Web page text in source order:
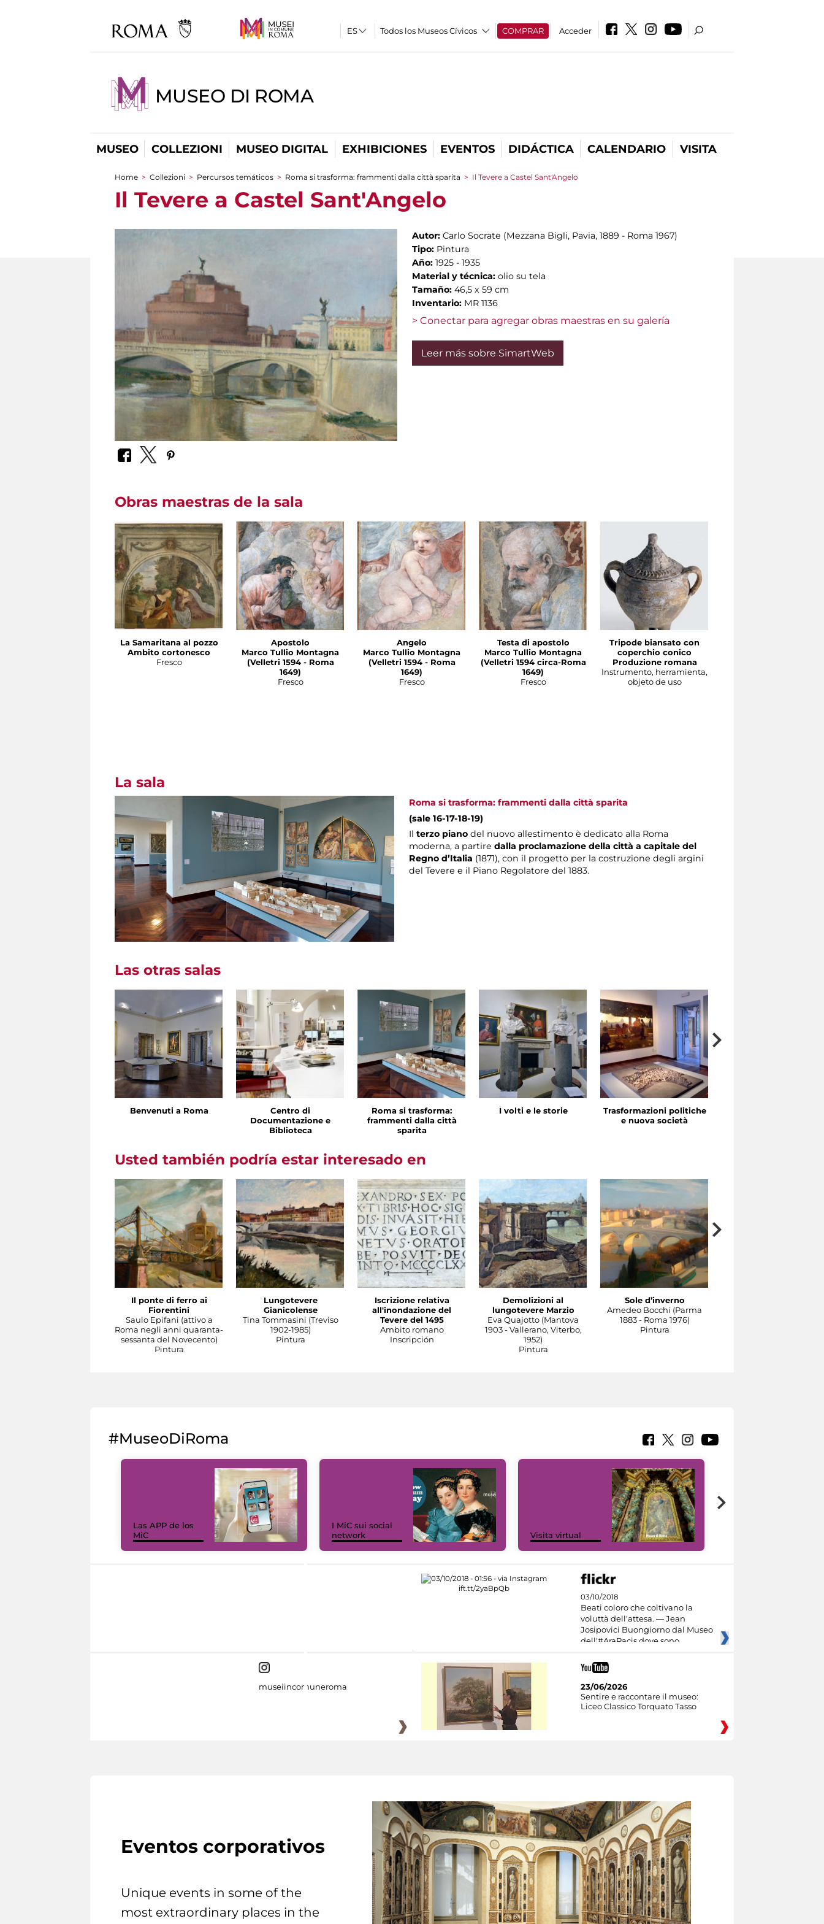
Todos los Museos Cívicos COMPRAR Acceder
MUSEO DI ROMA
MUSEO COLLEZIONI MUSEO DIGITAL EXHIBICIONES EVENTOS DIDÁCTICA CALENDARIO VISITA
You are here
Home > Collezioni > Percursos temáticos > Roma si trasforma: frammenti dalla città sparita > Il Tevere a Castel Sant'Angelo
Il Tevere a Castel Sant'Angelo
Autor: Carlo Socrate (Mezzana Bigli, Pavia, 1889 - Roma 1967)
Tipo: Pintura
Año: 1925 - 1935
Material y técnica: olio su tela
Tamaño: 46,5 x 59 cm
Inventario: MR 1136
> Conectar para agregar obras maestras en su galería
Leer más sobre SimartWeb
Obras maestras de la sala
La Samaritana al pozzo
Ambito cortonesco
Fresco
Apostolo
Marco Tullio Montagna
(Velletri 1594 - Roma
1649)
Fresco
Angelo
Marco Tullio Montagna
(Velletri 1594 - Roma
1649)
Fresco
Testa di apostolo
Marco Tullio Montagna
(Velletri 1594 circa-Roma
1649)
Fresco
Tripode biansato con
coperchio conico
Produzione romana
Instrumento, herramienta,
objeto de uso
La sala
Roma si trasforma: frammenti dalla città sparita
(sale 16-17-18-19)
Ilterzo piano del nuovo allestimento è dedicato alla Roma
moderna, a partiredalla proclamazione della città a capitale del
Regno d’Italia (1871), con il progetto per la costruzione degli argini
del Tevere e il Piano Regolatore del 1883.
Las otras salas
Benvenuti a Roma
Centro di
Documentazione e
Biblioteca
Roma si trasforma:
frammenti dalla città
sparita
I volti e le storie
Trasformazioni politiche
e nuova società
Usted también podría estar interesado en
Il ponte di ferro ai
Fiorentini
Saulo Epifani (attivo a
Roma negli anni quaranta-
sessanta del Novecento)
Pintura
Lungotevere
Gianicolense
Tina Tommasini (Treviso
1902-1985)
Pintura
Iscrizione relativa
all'inondazione del
Tevere del 1495
Ambito romano
Inscripción
Demolizioni al
lungotevere Marzio
Eva Quajotto (Mantova
1903 - Vallerano, Viterbo,
1952)
Pintura
Sole d’inverno
Amedeo Bocchi (Parma
1883 - Roma 1976)
Pintura
#MuseoDiRoma
Las APP de los
MiC
I MiC sui social
network
Visita virtual
03/10/2018
Beati coloro che coltivano la
voluttà dell'attesa. — Jean
Josipovici Buongiorno dal Museo
dell'#AraPacis dove sono
museiincomuneroma
23/06/2026
Sentire e raccontare il museo:
Liceo Classico Torquato Tasso
Eventos corporativos
Unique events in some of the
most extraordinary places in the